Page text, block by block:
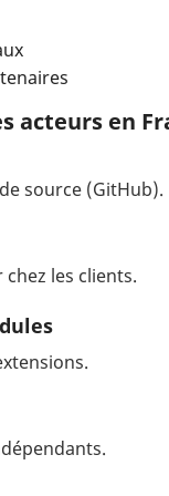
acteurs en
source (GitHub).
les clients.